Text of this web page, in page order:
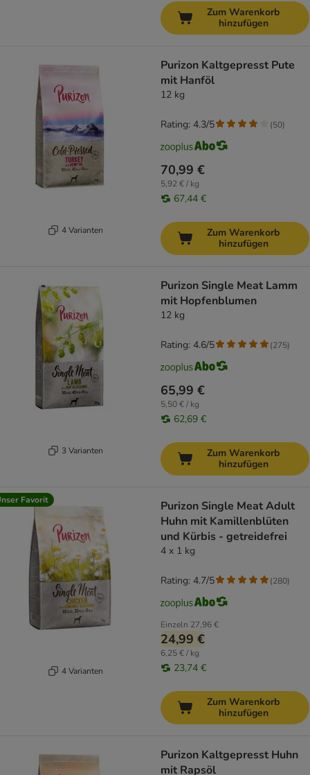
Zum Warenkorb
hinzufügen
4 Varianten
Purizon Kaltgepresst Pute
mit Hanföl
12 kg
70,99 €
5,92 € / kg
67,44 €
Rating: 4.3/5 (50)
Zum Warenkorb
hinzufügen
3 Varianten
Purizon Single Meat Lamm
mit Hopfenblumen
12 kg
65,99 €
5,50 € / kg
62,69 €
Rating: 4.6/5 (275)
Zum Warenkorb
hinzufügen
Favorit
4 Varianten
Purizon Single Meat Adult
Huhn mit Kamillenblüten
und Kürbis - getreidefrei
4 x 1 kg
Einzeln 27,96 €
24,99 €
6,25 € / kg
23,74 €
Rating: 4.7/5 (280)
Zum Warenkorb
hinzufügen
Purizon Kaltgepresst Huhn
mit Rapsöl